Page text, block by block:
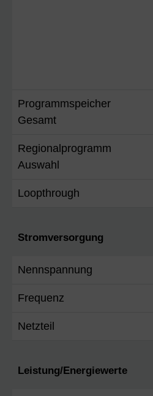
Programmspeicher
Gesamt
Regionalprogramm
Auswahl
Loopthrough
Stromversorgung
Nennspannung
Frequenz
Netzteil
Leistung/Energiewerte